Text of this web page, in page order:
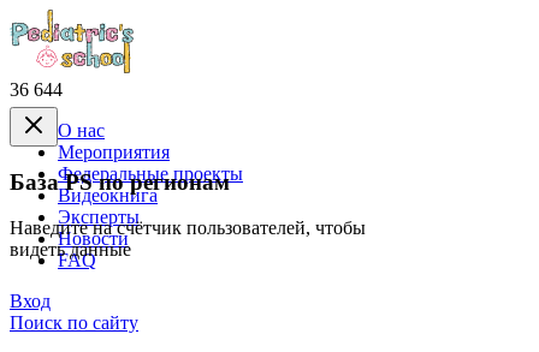
36 644
База PS по регионам
Наведите на счётчик пользователей, чтобы
видеть данные
О нас
Mероприятия
Федеральные проекты
Видеокнига
Эксперты
Новости
FAQ
Вход
Поиск по сайту